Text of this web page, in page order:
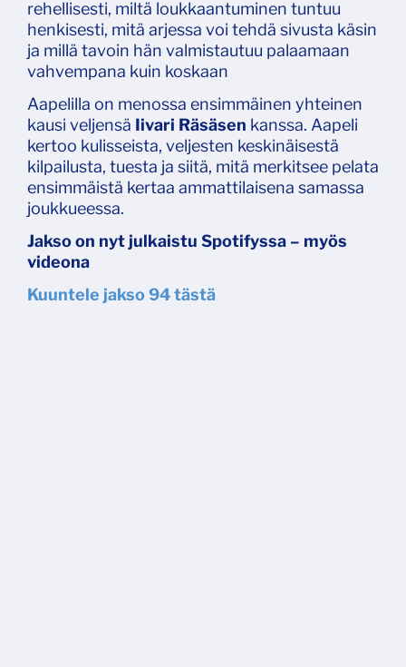
rehellisesti, miltä loukkaantuminen tuntuu
henkisesti, mitä arjessa voi tehdä sivusta käsin
ja millä tavoin hän valmistautuu palaamaan
vahvempana kuin koskaan
Aapelilla on menossa ensimmäinen yhteinen
kausi veljensä Iivari Räsäsen kanssa. Aapeli
kertoo kulisseista, veljesten keskinäisestä
kilpailusta, tuesta ja siitä, mitä merkitsee pelata
ensimmäistä kertaa ammattilaisena samassa
joukkueessa.
Jakso on nyt julkaistu Spotifyssa – myös
videona
Kuuntele jakso 94 tästä